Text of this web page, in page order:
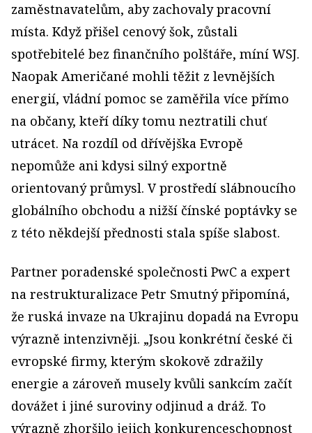
zaměstnavatelům, aby zachovaly pracovní
místa. Když přišel cenový šok, zůstali
spotřebitelé bez finančního polštáře, míní WSJ.
Naopak Američané mohli těžit z levnějších
energií, vládní pomoc se zaměřila více přímo
na občany, kteří díky tomu neztratili chuť
utrácet. Na rozdíl od dřívějška Evropě
nepomůže ani kdysi silný exportně
orientovaný průmysl. V prostředí slábnoucího
globálního obchodu a nižší čínské poptávky se
z této někdejší přednosti stala spíše slabost.
Partner poradenské společnosti PwC a expert
na restrukturalizace Petr Smutný připomíná,
že ruská invaze na Ukrajinu dopadá na Evropu
výrazně intenzivněji. „Jsou konkrétní české či
evropské firmy, kterým skokově zdražily
energie a zároveň musely kvůli sankcím začít
dovážet i jiné suroviny odjinud a dráž. To
výrazně zhoršilo jejich konkurenceschopnost